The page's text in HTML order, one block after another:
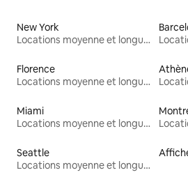
New York
Locations moyenne et longue durée
Florence
Locations moyenne et longue durée
Miami
Locations moyenne et longue durée
Seattle
Locations moyenne et longue durée